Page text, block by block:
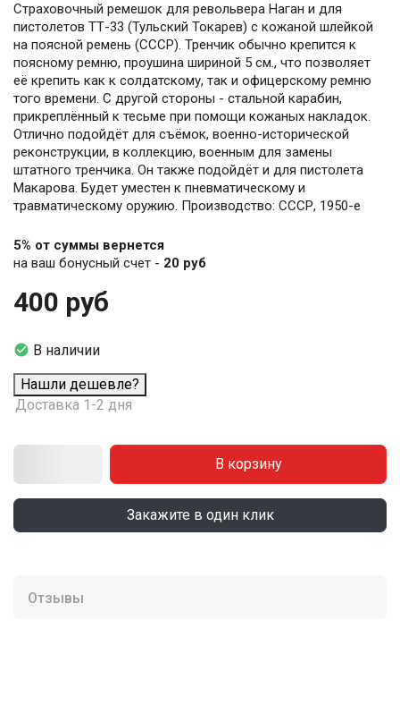
Страховочный ремешок для револьвера Наган и для
пистолетов ТТ-33 (Тульский Токарев) с кожаной шлейкой
на поясной ремень (СССР). Тренчик обычно крепится к
поясному ремню, проушина шириной 5 см., что позволяет
её крепить как к солдатскому, так и офицерскому ремню
того времени. С другой стороны - стальной карабин,
прикреплённый к тесьме при помощи кожаных накладок.
Отлично подойдёт для съёмок, военно-исторической
реконструкции, в коллекцию, военным для замены
штатного тренчика. Он также подойдёт и для пистолета
Макарова. Будет уместен к пневматическому и
травматическому оружию. Производство: СССР, 1950-е
5% от суммы вернется
на ваш бонусный счет - 20 руб
400 руб
 В наличии
Нашли дешевле?
Доставка 1-2 дня
В корзину
Закажите в один клик
Отзывы